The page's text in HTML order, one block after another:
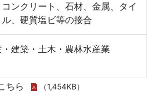
コンクリート、石材、金属、タイ
ル、硬質塩ビ等の接合
建築・土木・農林水産業
ちら （1,454KB）